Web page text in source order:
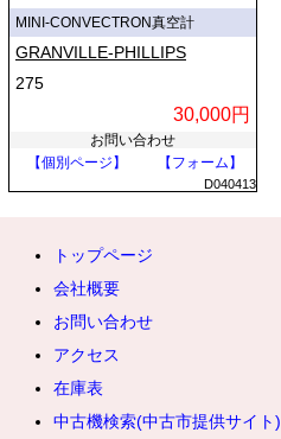
MINI-CONVECTRON真空計
GRANVILLE-PHILLIPS
275
30,000円
お問い合わせ
【個別ページ】
【フォーム】
D040413
トップページ
会社概要
お問い合わせ
アクセス
在庫表
中古機検索(中古市提供サイト)